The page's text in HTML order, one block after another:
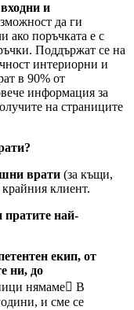
и
да ги
ако поръчката е с
Поддържат се на
интериорни и
в 90% от
информация за
на страниците
врати (за къщи,
клиент.
най-
екип, от
ни, до
нямаме В
и сме се